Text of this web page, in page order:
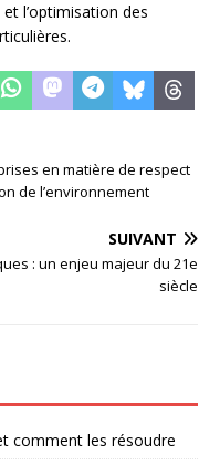
l’optimisation des
en matière de respect
de l’environnement
SUIVANT
: un enjeu majeur du 21e
siècle
comment les résoudre